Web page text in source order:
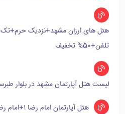
هتل های ارزان مشهد+نزدیک حرم+تک
تلفن+50% تخفیف
لیست هتل آپارتمان مشهد در بلوار طبرسی و
هتل آپارتمان امام رضا ۱+امام رضا 2+3+5+8+18